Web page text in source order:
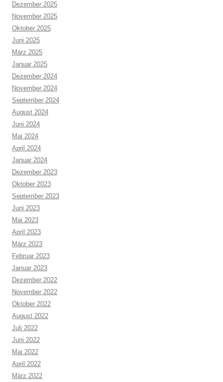
Dezember 2025
November 2025
Oktober 2025
Juni 2025
März 2025
Januar 2025
Dezember 2024
November 2024
September 2024
August 2024
Juni 2024
Mai 2024
April 2024
Januar 2024
Dezember 2023
Oktober 2023
September 2023
Juni 2023
Mai 2023
April 2023
März 2023
Februar 2023
Januar 2023
Dezember 2022
November 2022
Oktober 2022
August 2022
Juli 2022
Juni 2022
Mai 2022
April 2022
März 2022